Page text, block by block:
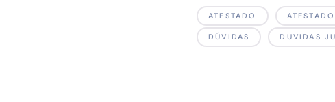
ATESTADO
DÚVIDAS DUVIDAS